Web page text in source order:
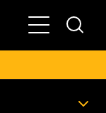
Pokaż/ukryj